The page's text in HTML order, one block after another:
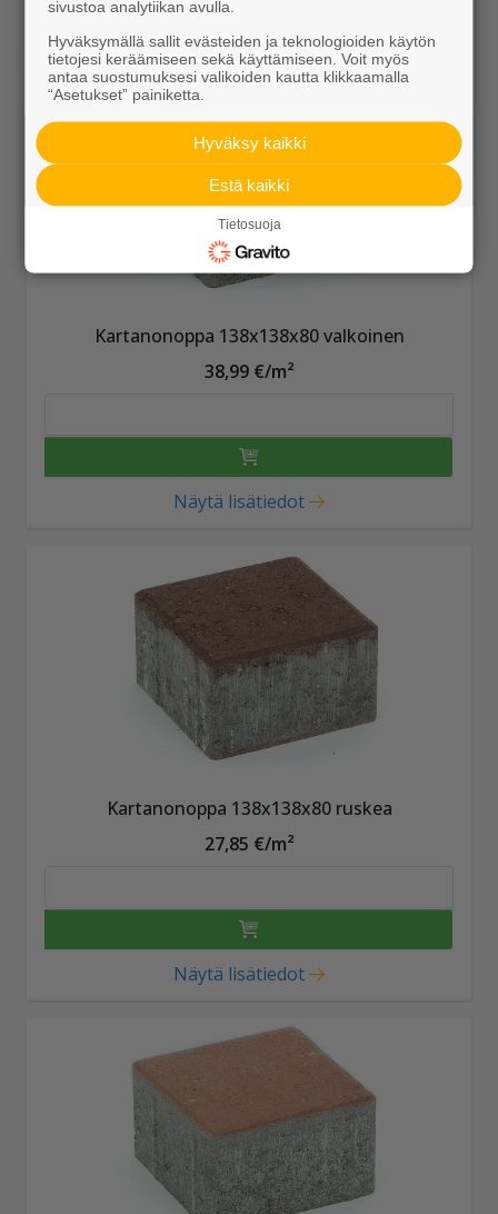
Kartanonoppa 138x138x80 valkoinen
38,99 €/m²
Näytä lisätiedot
Kartanonoppa 138x138x80 ruskea
27,85 €/m²
Näytä lisätiedot
sivustoa analytiikan avulla.
Hyväksymällä sallit evästeiden ja teknologioiden käytön
tietojesi keräämiseen sekä käyttämiseen. Voit myös
antaa suostumuksesi valikoiden kautta klikkaamalla
“Asetukset” painiketta.
Hyväksy kaikki
Estä kaikki
Tietosuoja